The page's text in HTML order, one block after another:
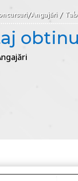
Angajări/